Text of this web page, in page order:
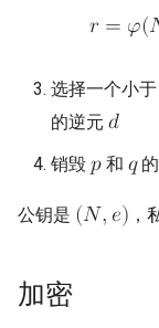
速度
𝑟 = 𝜑(
选择一个小于
的逆元 𝑑
销毁 𝑝和 𝑞
公钥是 (𝑁, 𝑒) ，
加密